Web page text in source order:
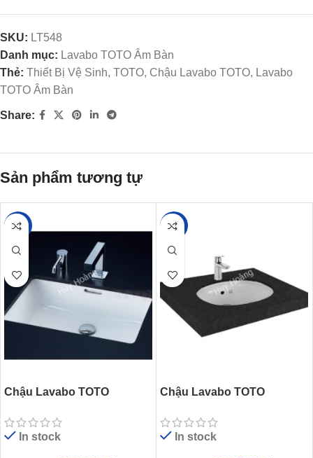
SKU: LT548
Danh mục: Lavabo TOTO Âm Bàn
Thẻ: Thiết Bị Vệ Sinh, TOTO, Chậu Lavabo TOTO, Lavabo
TOTO Âm Bàn
Share:
Sản phẩm tương tự
-15%
Chậu Lavabo TOTO
In stock
-17%
Chậu Lavabo TOTO
In stock